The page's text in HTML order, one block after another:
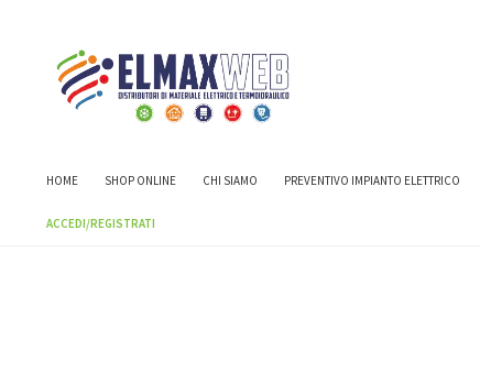
HOME SHOP ONLINE CHI SIAMO PREVENTIVO IMPIANTO ELETTRICO
ACCEDI/REGISTRATI
Home Shop CASSETTE E CENTRALINI